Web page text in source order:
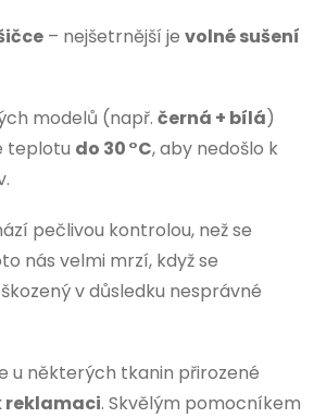
– nejšetrnější je volné sušení
modelů (např. černá + bílá)
teplotu do 30 °C, aby nedošlo k
pečlivou kontrolou, než se
nás velmi mrzí, když se
v důsledku nesprávné
u některých tkanin přirozené
reklamaci. Skvělým pomocníkem